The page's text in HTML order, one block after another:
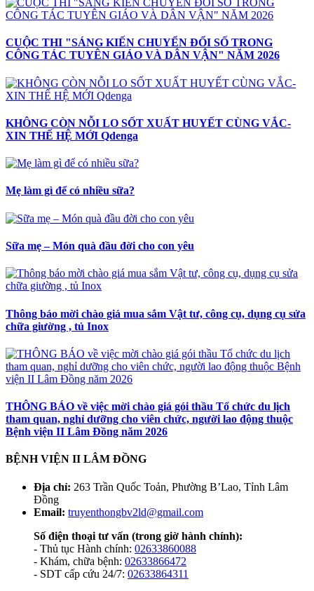
CUỘC THI "SÁNG KIẾN CHUYỂN ĐỔI SỐ TRONG
CÔNG TÁC TUYÊN GIÁO VÀ DÂN VẬN" NĂM 2026
KHÔNG CÒN NỖI LO SỐT XUẤT HUYẾT CÙNG VẮC-
XIN THẾ HỆ MỚI Qdenga
Mẹ làm gì để có nhiều sữa?
Sữa mẹ – Món quà đầu đời cho con yêu
Thông báo mời chào giá mua sắm Vật tư, công cụ, dụng cụ sửa
chữa giường , tủ Inox
THÔNG BÁO về việc mời chào giá gói thầu Tổ chức du lịch
tham quan, nghỉ dưỡng cho viên chức, người lao động thuộc
Bệnh viện II Lâm Đồng năm 2026
BỆNH VIỆN II LÂM ĐỒNG
Địa chỉ: 263 Trần Quốc Toản, Phường B’Lao, Tỉnh Lâm
Đồng
Email: truyenthongbv2ld@gmail.com
Số điện thoại tư vấn (trong giờ hành chính):
- Thủ tục Hành chính: 02633860088
- Khám, chữa bệnh: 02633866472
- SDT cấp cứu 24/7: 02633864311